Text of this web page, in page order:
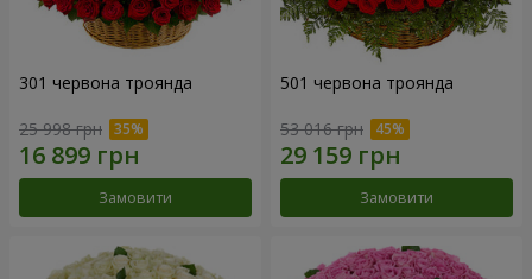
301 червона троянда
25 998 грн
Замовити
501 червона троянда
53 016 грн
Замовити